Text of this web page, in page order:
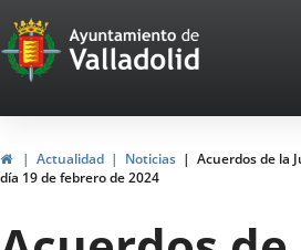
Portal
Web
del
Ayuntamiento
de
HomeActualidad Noticias
Acuerdos de la
día 19 de febrero de 2024